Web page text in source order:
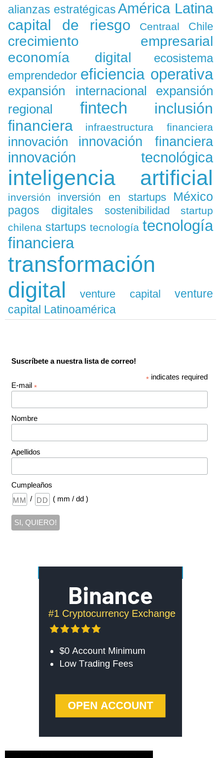
alianzas estratégicas América Latina
capital de riesgo Centraal Chile
crecimiento empresarial
economía digital
ecosistema
emprendedor eficiencia operativa
expansión internacional
expansión
regional
fintech
inclusión
financiera
infraestructura financiera
innovación innovación financiera
innovación tecnológica
inteligencia artificial
inversión inversión en startups México
pagos digitales sostenibilidad
startup
chilena startups tecnología tecnología
financiera
transformación
digital
venture capital
venture
capital Latinoamérica
Suscríbete a nuestra lista de correo!
* indicates required
E-mail *
Nombre
Apellidos
Cumpleaños
/
( mm / dd )